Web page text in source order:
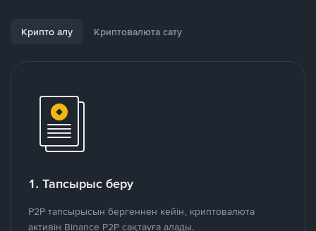
Крипто алу Криптовалюта сату
1. Тапсырыс беру
P2P тапсырысын бергеннен кейін, криптовалюта
активін Binance P2P сақтауға алады.